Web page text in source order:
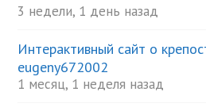
3 недели, 1 день назад
Интерактивный сайт о
eugeny672002
1 месяц, 1 неделя назад